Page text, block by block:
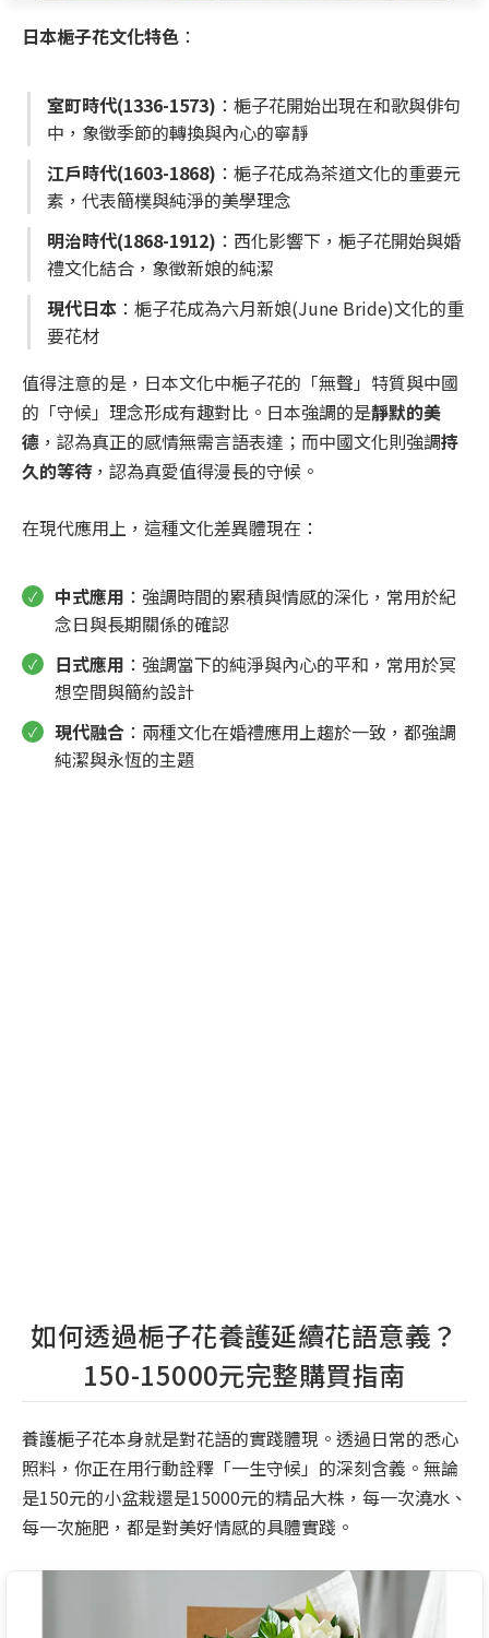
日本梔子花文化特色 ：
室町時代(1336-1573) ：梔子花開始出現在和歌與俳句
中，象徵季節的轉換與內心的寧靜
江戶時代(1603-1868) ：梔子花成為茶道文化的重要元
素，代表簡樸與純淨的美學理念
明治時代(1868-1912) ：西化影響下，梔子花開始與婚
禮文化結合，象徵新娘的純潔
現代日本 ：梔子花成為六月新娘(June Bride)文化的重
要花材
值得注意的是，日本文化中梔子花的「無聲」特質與中國
的「守候」理念形成有趣對比。日本強調的是靜默的美
德 ，認為真正的感情無需言語表達；而中國文化則強調持
久的等待，認為真愛值得漫長的守候。
在現代應用上，這種文化差異體現在：
中式應用 ：強調時間的累積與情感的深化，常用於紀
念日與長期關係的確認
日式應用 ：強調當下的純淨與內心的平和，常用於冥
想空間與簡約設計
現代融合 ：兩種文化在婚禮應用上趨於一致，都強調
純潔與永恆的主題
如何透過梔子花養護延續花語意義？
150-15000元完整購買指南
養護梔子花本身就是對花語的實踐體現。透過日常的悉心
照料，你正在用行動詮釋「一生守候」的深刻含義。無論
是150元的小盆栽還是15000元的精品大株，每一次澆水、
每一次施肥，都是對美好情感的具體實踐。